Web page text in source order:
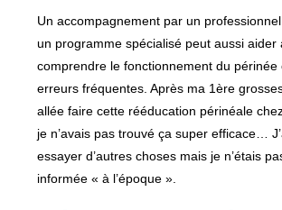
Un accompagnement par un
un programme spécialisé peut aussi aider
comprendre le fonctionnement du périnée
erreurs fréquentes. Après ma 1ère
allée faire cette rééducation périnéale
je n’avais pas trouvé ça super efficace…
essayer d’autres choses mais je n’étais
informée « à l’époque ».